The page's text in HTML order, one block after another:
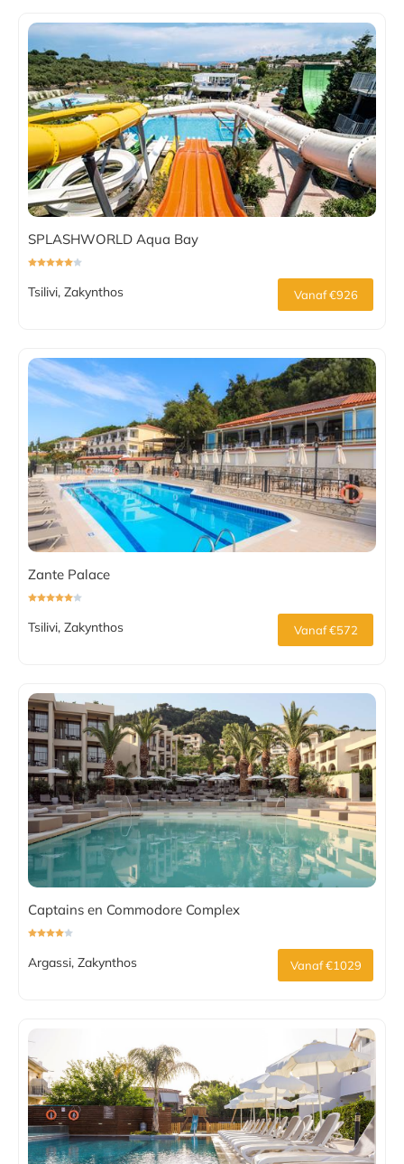
SPLASHWORLD Aqua Bay
Tsilivi, Zakynthos Vanaf €926
Zante Palace
Tsilivi, Zakynthos Vanaf €572
Captains en Commodore Complex
Argassi, Zakynthos Vanaf €1029